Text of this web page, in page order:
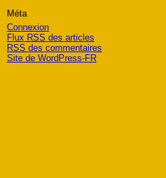
Méta
Connexion
Flux RSS des articles
RSS des commentaires
Site de WordPress-FR